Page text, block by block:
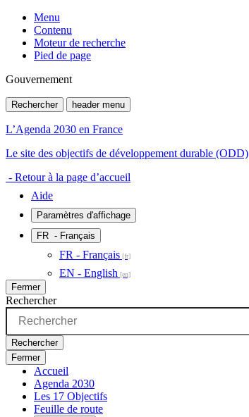
Menu
Contenu
Moteur de recherche
Pied de page
Gouvernement
Rechercher header menu
L’Agenda 2030 en France
Le site des objectifs de développement durable (ODD)
- Retour à la page d’accueil
Aide
Paramètres d'affichage
FR - Français
FR - Français
EN - English
Fermer
Rechercher
Rechercher
Fermer
Accueil
Agenda 2030
Les 17 Objectifs
Feuille de route